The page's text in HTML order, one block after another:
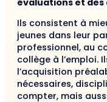
Ils consistent à
jeunes dans leur
professionnel, au
collège à l’emploi.
l’acquisition
nécessaires,
compter, mais